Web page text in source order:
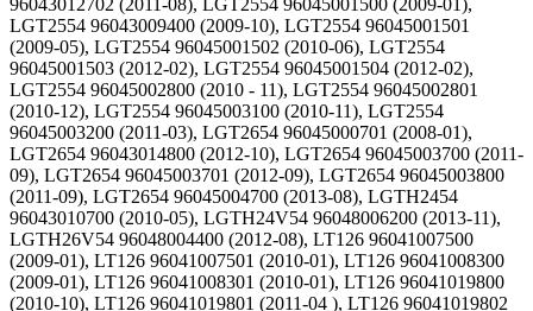
96043012702 (2011-08), LGT2554 96045001500 (2009-01),
LGT2554 96043009400 (2009-10), LGT2554 96045001501
(2009-05), LGT2554 96045001502 (2010-06), LGT2554
96045001503 (2012-02), LGT2554 96045001504 (2012-02),
LGT2554 96045002800 (2010 - 11), LGT2554 96045002801
(2010-12), LGT2554 96045003100 (2010-11), LGT2554
96045003200 (2011-03), LGT2654 96045000701 (2008-01),
LGT2654 96043014800 (2012-10), LGT2654 96045003700 (2011-
09), LGT2654 96045003701 (2012-09), LGT2654 96045003800
(2011-09), LGT2654 96045004700 (2013-08), LGTH2454
96043010700 (2010-05), LGTH24V54 96048006200 (2013-11),
LGTH26V54 96048004400 (2012-08), LT126 96041007500
(2009-01), LT126 96041007501 (2010-01), LT126 96041008300
(2009-01), LT126 96041008301 (2010-01), LT126 96041019800
(2010-10), LT126 96041019801 (2011-04 ), LT126 96041019802